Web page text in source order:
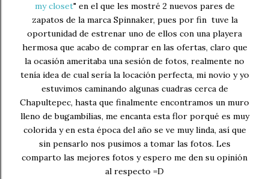
my closet" en el que les mostré 2 nuevos pares de
zapatos de la marca Spinnaker, pues por fin tuve la
oportunidad de estrenar uno de ellos con una playera
hermosa que acabo de comprar en las ofertas, claro que
la ocasión ameritaba una sesión de fotos, realmente no
tenía idea de cual sería la locación perfecta, mi novio y yo
estuvimos caminando algunas cuadras cerca de
Chapultepec, hasta que finalmente encontramos un muro
lleno de bugambilias, me encanta esta flor porqué es muy
colorida y en esta época del año se ve muy linda, así que
sin pensarlo nos pusimos a tomar las fotos. Les
comparto las mejores fotos y espero me den su opinión
al respecto =D